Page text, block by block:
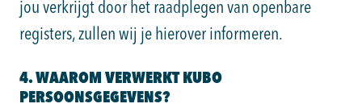
jou verkrijgt door het raadplegen van openbare
registers, zullen wij je hierover informeren.
4. WAAROM VERWERKT KUBO
PERSOONSGEGEVENS?